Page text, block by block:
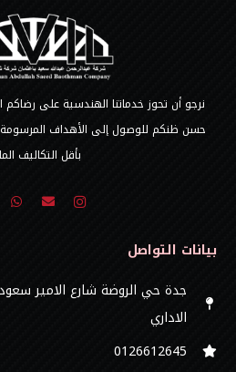
نرجو أن تحوز خدماتنا الهندسية على رضاكم
حسن ظنكم للوصول إلى الأهداف
بأقل التكاليف
بيانات التواصل
جدة حي الروضة شارع الامير
الاداري
0126612645‬